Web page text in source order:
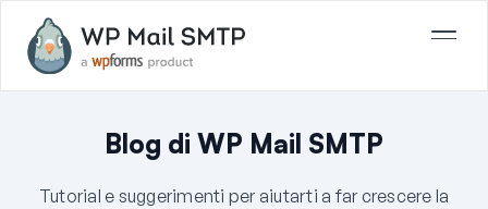
Blog di WP Mail SMTP
Tutorial e suggerimenti per aiutarti a far crescere la